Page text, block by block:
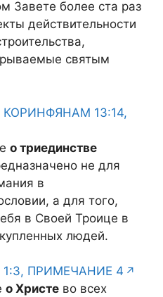
Завете более ста раз
действительности
святым
13:14,
о триединстве
не для
в
а для того,
в Своей Троице в
людей.
ПРИМЕЧАНИЕ 4
о Христе во всех